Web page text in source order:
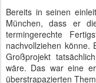
Bereits in seinen
München, dass er
termingerechte
nachvollziehen könne.
Großprojekt
wäre. Das war eine
überstrapazierten